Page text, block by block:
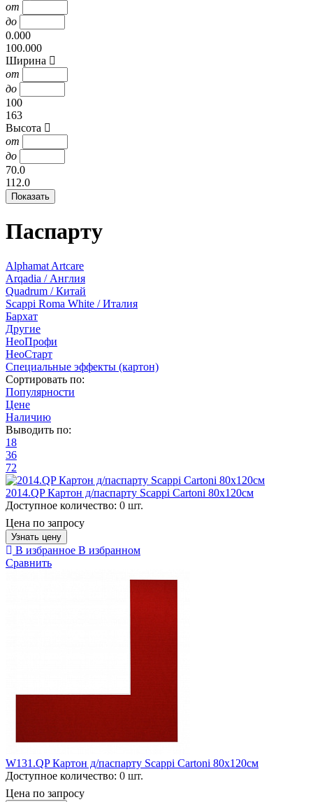
от
до
0.000
100.000
Ширина
от
до
100
163
Высота
от
до
70.0
112.0
Паспарту
Alphamat Artcare
Arqadia / Англия
Quadrum / Китай
Scappi Roma White / Италия
Бархат
Другие
НеоПрофи
НеоСтарт
Специальные эффекты (картон)
Сортировать по:
Популярности
Цене
Наличию
Выводить по:
18
36
72
2014.QP Картон д/паспарту Scappi Cartoni 80х120см
Доступное количество: 0 шт.
Цена по запросу
Узнать цену
В избранное В избранном
Сравнить
W131.QP Картон д/паспарту Scappi Cartoni 80х120см
Доступное количество: 0 шт.
Цена по запросу